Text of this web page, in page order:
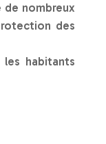
nombreux
des
les habitants